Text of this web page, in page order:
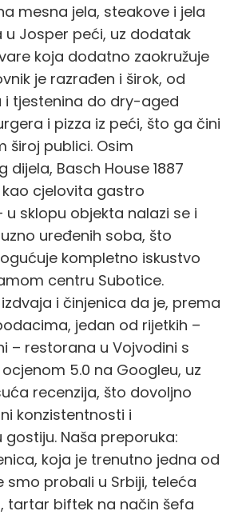
mesna jela, steakove i jela
u Josper peći, uz dodatak
koja dodatno zaokružuje
je razrađen i širok, od
i tjestenina do dry-aged
i pizza iz peći, što ga čini
široj publici. Osim
dijela, Basch House 1887
cjelovita gastro
u sklopu objekta nalazi se i
uređenih soba, što
kompletno iskustvo
centru Subotice.
i činjenica da je, prema
jedan od rijetkih –
– restorana u Vojvodini s
5.0 na Googleu, uz
recenzija, što dovoljno
konzistentnosti i
Naša preporuka:
koja je trenutno jedna od
smo probali u Srbiji, teleća
tartar biftek na način šefa